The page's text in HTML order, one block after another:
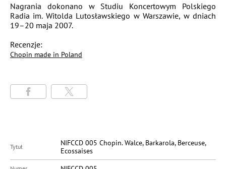
Nagrania dokonano w Studiu Koncertowym Polskiego
Radia im. Witolda Lutosławskiego w Warszawie, w dniach
19–20 maja 2007.
Recenzje:
Chopin made in Poland
Tytuł
NIFCCD 005 Chopin. Walce, Barkarola, Berceuse,
Ecossaises